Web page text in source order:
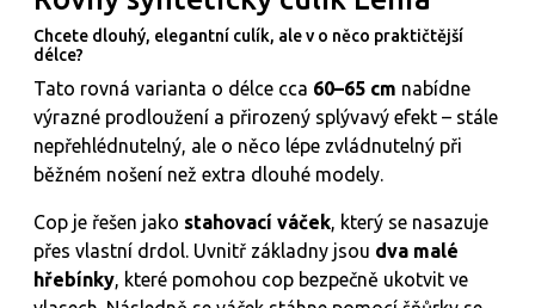
Chcete dlouhý, elegantní culík, ale v o něco praktičtější
délce?
Tato rovná varianta o délce cca 60–65 cm nabídne
výrazné prodloužení a přirozený splývavý efekt – stále
nepřehlédnutelný, ale o něco lépe zvládnutelný při
běžném nošení než extra dlouhé modely.
Cop je řešen jako stahovací váček, který se nasazuje
přes vlastní drdol. Uvnitř základny jsou dva malé
hřebínky, které pomohou cop bezpečně ukotvit ve